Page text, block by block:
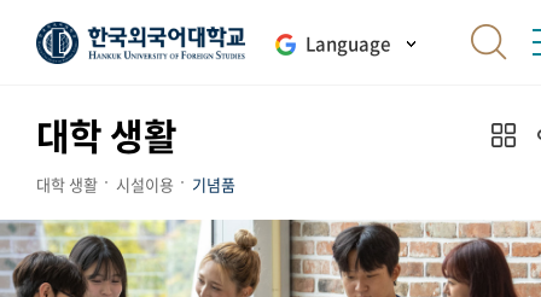
Language
대학 생활
대학 생활 시설이용 기념품